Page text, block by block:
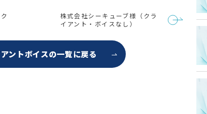
株式会社シーキューブ様（クラ
イアント・ボイスなし）
ントボイスの一覧に戻る